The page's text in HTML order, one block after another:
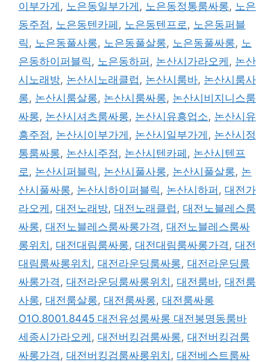
이부가게 , 노은동일부가게 , 노은동정통룸싸롱, 노은
동주점, 노은동텐카페 , 노은동텐프로, 노은동퍼블
릭, 노은동풀사롱, 노은동풀살롱, 노은동풀싸롱, 노
은동하이퍼블릭, 노은동하퍼 , 논산시가라오케 , 논산
시노래방, 논산시노래클럽, 논산시룸바, 논산시룸사
롱, 논산시룸살롱, 논산시룸싸롱, 논산시비지니스룸
싸롱, 논산시셔츠룸싸롱, 논산시유흥업소, 논산시유
흥주점, 논산시이부가게 , 논산시일부가게 , 논산시정
통룸싸롱, 논산시주점, 논산시텐카페 , 논산시텐프
로, 논산시퍼블릭, 논산시풀사롱, 논산시풀살롱, 논
산시풀싸롱, 논산시하이퍼블릭, 논산시하퍼 , 대전가
라오케 , 대전노래방, 대전노래클럽, 대전노블레스룸
싸롱, 대전노블레스룸싸롱가격, 대전노블레스룸싸
롱위치 , 대전대림룸싸롱, 대전대림룸싸롱가격, 대전
대림룸싸롱위치 , 대전라운딩룸싸롱, 대전라운딩룸
싸롱가격, 대전라운딩룸싸롱위치 , 대전룸바, 대전룸
사롱, 대전룸살롱, 대전룸싸롱, 대전룸싸롱
O1O.8001.8445 대전유성룸싸롱 대전봉명동룸바
세종시가라오케 , 대전버킹검룸싸롱, 대전버킹검룸
싸롱가격, 대전버킹검룸싸롱위치 , 대전베스트룸싸